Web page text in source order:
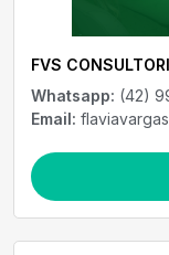
FVS
Whatsapp: (42)
Email: